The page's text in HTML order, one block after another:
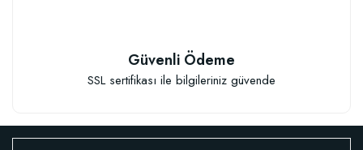
Güvenli Ödeme
SSL sertifikası ile bilgileriniz güvende